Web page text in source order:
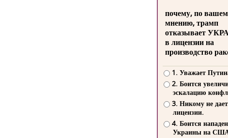
почему, по
мнению, трамп
отказывает
в лицензии на
производство
1. Уважает
2. Боится
эскалацию
3. Никому не
лицензии.
4. Боится
Украины на